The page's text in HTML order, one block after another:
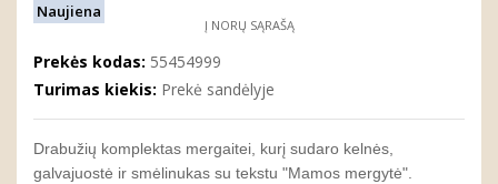
Naujiena
Į NORŲ SĄRAŠĄ
Prekės kodas: 55454999
Turimas kiekis: Prekė sandėlyje
Drabužių komplektas mergaitei, kurį sudaro kelnės,
galvajuostė ir smėlinukas su tekstu "Mamos mergytė".